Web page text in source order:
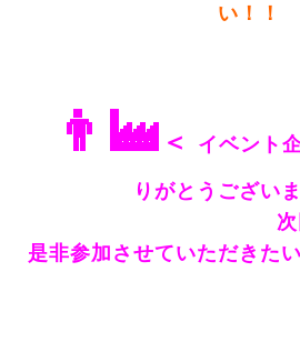
い！！
👨‍🏭 ＜ イベント
りがとうござい
次回も機会
是非参加させていただきた